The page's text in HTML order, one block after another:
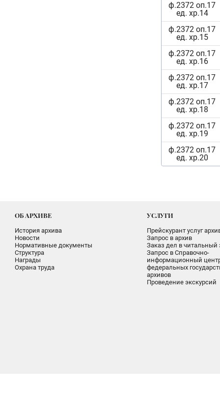
ф.2372 оп.17
ед. хр.14
ф.2372 оп.17
ед. хр.15
ф.2372 оп.17
ед. хр.16
ф.2372 оп.17
ед. хр.17
ф.2372 оп.17
ед. хр.18
ф.2372 оп.17
ед. хр.19
ф.2372 оп.17
ед. хр.20
ОБ АРХИВЕ
История архива
Новости
Нормативные документы
Структура
Награды
Охрана труда
УСЛУГИ
Прейскурант услуг
Запрос в архив
Заказ дел в читальный
Запрос в Справочно-
информационный
федеральных
архивов
Проведение экскурсий